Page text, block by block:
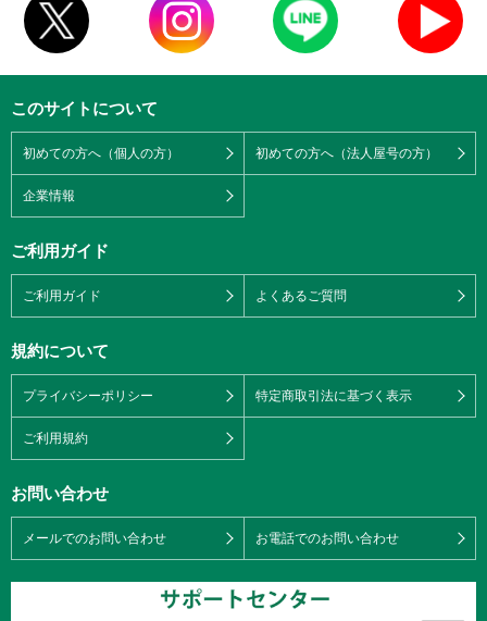
このサイトについて
初めての方へ（個人の方） 初めての方へ（法人屋号の方）
企業情報
ご利用ガイド
ご利用ガイド よくあるご質問
規約について
プライバシーポリシー 特定商取引法に基づく表示
ご利用規約
お問い合わせ
メールでのお問い合わせ お電話でのお問い合わせ